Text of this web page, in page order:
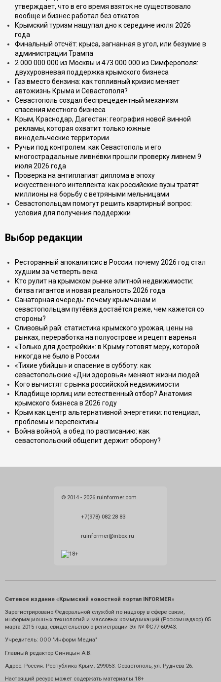
утверждает, что в его время взяток не существовало
вообще и бизнес работал без откатов
Крымский туризм нащупал дно к середине июля 2026
года
Финальный отсчёт: крыса, загнанная в угол, или безумие в
администрации Трампа
2 000 000 000 из Москвы и 473 000 000 из Симферополя:
двухуровневая поддержка крымского бизнеса
Газ вместо бензина: как топливный кризис меняет
автожизнь Крыма и Севастополя?
Севастополь создал беспрецедентный механизм
спасения местного бизнеса
Крым, Краснодар, Дагестан: география новой винной
рекламы, которая охватит только южные
винодельческие территории
Ручьи под контролем: как Севастополь и его
многострадальные ливнёвки прошли проверку ливнем 9
июля 2026 года
Проверка на антиплагиат диплома в эпоху
искусственного интеллекта: как российские вузы тратят
миллионы на борьбу с ветряными мельницами
Севастопольцам помогут решить квартирный вопрос:
условия для получения поддержки
Выбор редакции
Ресторанный апокалипсис в России: почему 2026 год стал
худшим за четверть века
Кто рулит на крымском рынке элитной недвижимости:
битва гигантов и новая реальность 2026 года
Санаторная очередь: почему крымчанам и
севастопольцам путёвка достаётся реже, чем кажется со
стороны?
Сливовый рай: статистика крымского урожая, цены на
рынках, переработка на полуострове и рецепт варенья
«Только для достройки»: в Крыму готовят меру, которой
никогда не было в России
«Тихие убийцы» и спасение в субботу: как
севастопольские «Дни здоровья» меняют жизни людей
Кого вычистят с рынка российской недвижимости
Кладбище юрлиц или естественный отбор? Анатомия
крымского бизнеса в 2026 году
Крым как центр альтернативной энергетики: потенциал,
проблемы и перспективы
Война войной, а обед по расписанию: как
севастопольский общепит держит оборону?
© 2014 - 2026 ruinformer.com
+7(978) 082 28 83
ruinformer@inbox.ru
Сетевое издание «Крымский новостной портал INFORMER»
Зарегистрировано Федеральной службой по надзору в сфере связи,
информационных технологий и массовых коммуникаций (Роскомнадзор) 05
марта 2015 года, свидетельство о регистрации Эл № ФС77-60943.
Учредитель: ООО "Информ Медиа"
Главный редактор Синицын А.В.
Адрес: Россия. Республика Крым. 299053. Севастополь, ул. Руднева 26.
Настоящий ресурс может содержать материалы 18+